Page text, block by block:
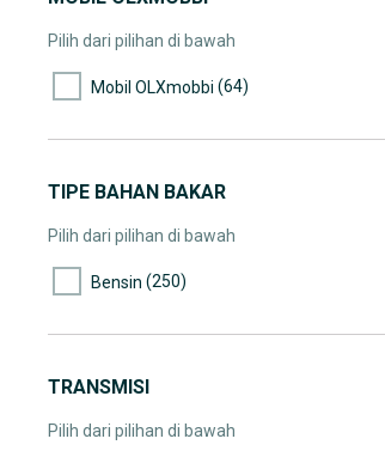
45.000-50.000(14)
65.000-70.000(18)
70.000-75.000 (13)
(8)
90.000-95.000
Pilih dari pilihan di bawah
Mobil OLXmobbi (64)
TIPE BAHAN BAKAR
Pilih dari pilihan di bawah
Bensin (250)
TRANSMISI
Pilih dari pilihan di bawah